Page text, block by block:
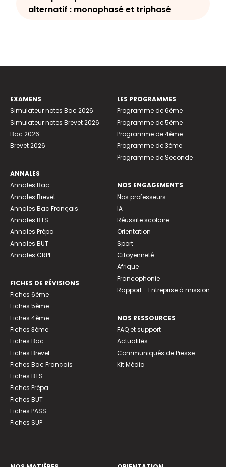
alternatif : monophasé et triphasé
EXAMENS
Simulateur notes Bac 2026
Simulateur notes Brevet 2026
Bac 2026
Brevet 2026
ANNALES
Annales Bac
Annales Brevet
Annales Bac Français
Annales BTS
Annales Prépa
Annales BUT
Annales CRPE
FICHES DE RÉVISIONS
Fiches 6ème
Fiches 5ème
Fiches 4ème
Fiches 3ème
Fiches Bac
Fiches Brevet
Fiches Bac Français
Fiches BTS
Fiches Prépa
Fiches BUT
Fiches PASS
Fiches SUP
LES PROGRAMMES
Programme de 6ème
Programme de 5ème
Programme de 4ème
Programme de 3ème
Programme de Seconde
NOS ENGAGEMENTS
Nos professeurs
IA
Réussite scolaire
Orientation
Sport
Citoyenneté
Afrique
Francophonie
Rapport - Entreprise à mission
NOS RESSOURCES
FAQ et support
Actualités
Communiqués de Presse
Kit Média